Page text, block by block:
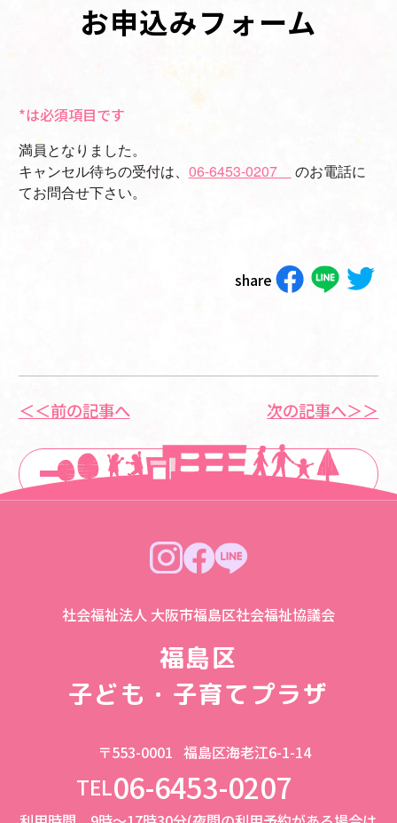
お申込みフォーム
*は必須項目です
満員となりました。
キャンセル待ちの受付は、 06-6453-0207
のお電話に
てお問合せ下さい。
share
＜＜前の記事へ
一覧に戻る
次の記事へ＞＞
社会福祉法人 大阪市福島区社会福祉協議会
福島区
子ども・子育てプラザ
〒553-0001 福島区海老江6-1-14
TEL06-6453-0207